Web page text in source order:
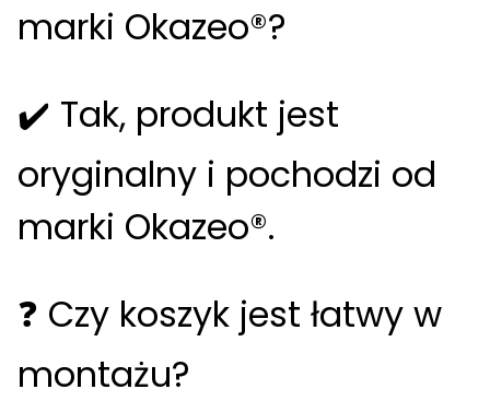
marki Okazeo®?
✔️ Tak, produkt jest
oryginalny i pochodzi od
marki Okazeo®.
❓ Czy koszyk jest łatwy w
montażu?